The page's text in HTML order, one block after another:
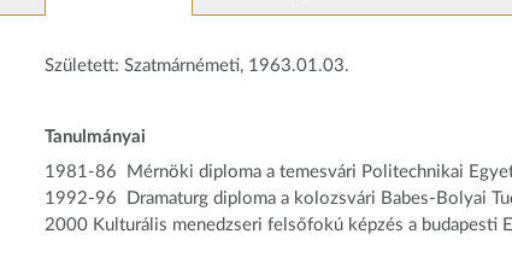
Született: Szatmárnémeti, 1963.01.03.
Tanulmányai
1981-86 Mérnöki diploma a temesvári Politechnikai
1992-96 Dramaturg diploma a kolozsvári Babes-Bolyai
2000 Kulturális menedzseri felsőfokú képzés a budapesti